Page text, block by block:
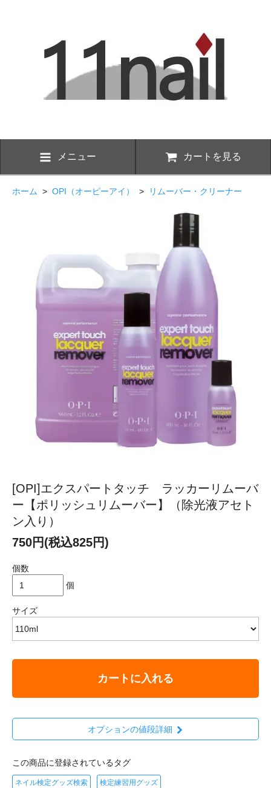
メニュー カートを見る
ホーム > OPI（オーピーアイ） > リムーバー・クリーナー
[OPI]エクスパートタッチ ラッカーリムーバ
ー【ポリッシュリムーバー】（除光液アセト
ン入り）
750円(税込825円)
個数
個
サイズ
カートに入れる
オプションの値段詳細
この商品に登録されているタグ
ネイル検定グッズ検索 検定練習用グッズ